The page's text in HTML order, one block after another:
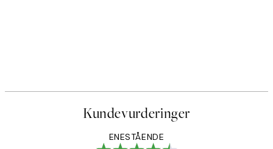
Kundevurderinger
ENESTÅENDE